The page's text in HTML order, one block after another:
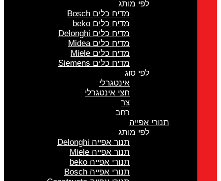
לפי מותג
מדיח כלים Bosch
מדיח כלים beko
מדיח כלים Delonghi
מדיח כלים Midea
מדיח כלים Miele
מדיח כלים Siemens
לפי סוג
אינטגרלי
חצי אינטגרלי
צר
רחב
תנורי אפייה
לפי מותג
תנור אפייה Delonghi
תנור אפייה Miele
תנורי אפייה beko
תנורי אפייה Bosch